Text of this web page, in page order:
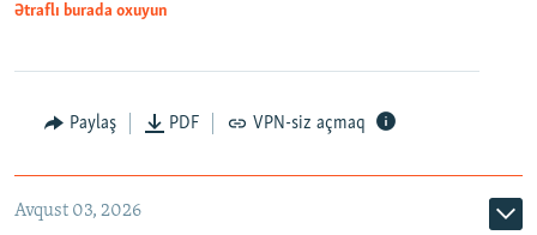
Ətraflı burada oxuyun
Paylaş PDF VPN-siz açmaq
Avqust 03, 2026